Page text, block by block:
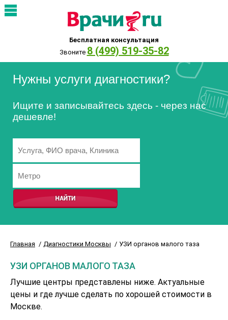
Бесплатная консультация
Звоните 8 (499) 519-35-82
Нужны услуги диагностики?
Ищите и записывайтесь здесь - через нас
дешевле!
Главная Диагностики Москвы УЗИ органов малого таза
УЗИ ОРГАНОВ МАЛОГО ТАЗА
Лучшие центры представлены ниже. Актуальные
цены и где лучше сделать по хорошей стоимости в
Москве.